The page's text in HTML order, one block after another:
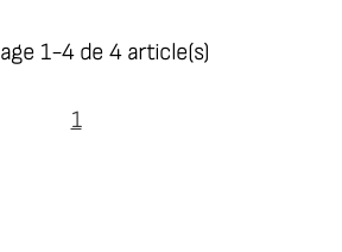
1-4 de 4 article(s)
1